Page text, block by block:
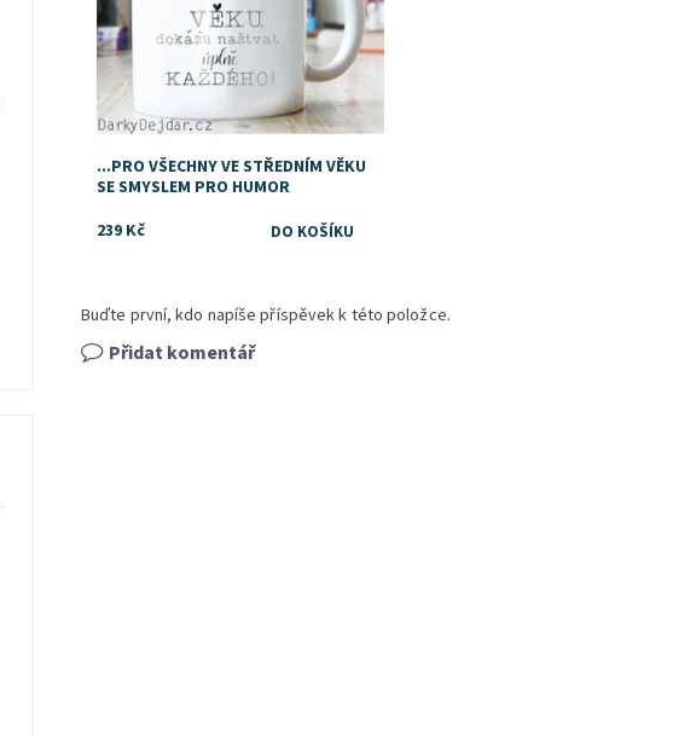
...PRO VŠECHNY VE STŘEDNÍM VĚKU
SE SMYSLEM PRO HUMOR
239 Kč
Buďte první, kdo napíše příspěvek k této položce.
Přidat komentář